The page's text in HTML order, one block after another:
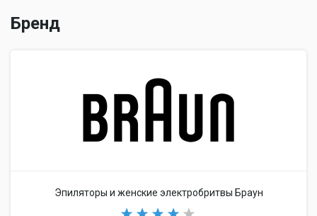
Бренд
Эпиляторы и женские электробритвы Браун